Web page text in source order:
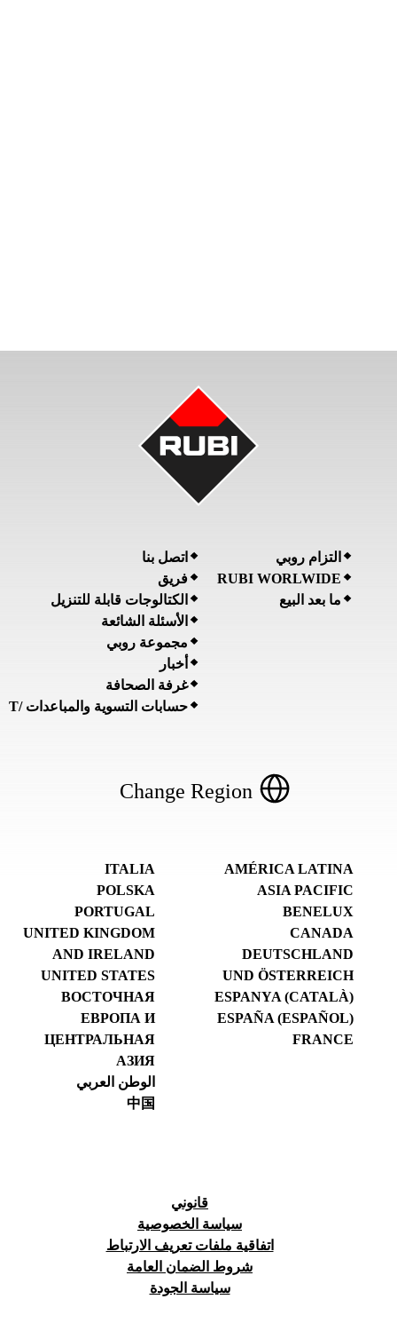
التزام روبي
RUBI WORLWIDE
ما بعد البيع
اتصل بنا
فريق
الكتالوجات قابلة للتنزيل
الأسئلة الشائعة
مجموعة روبي
أخبار
غرفة الصحافة
حسابات التسوية والمباعدات /T
Change Region
AMÉRICA LATINA
ASIA PACIFIC
BENELUX
CANADA
DEUTSCHLAND
UND ÖSTERREICH
ESPANYA (CATALÀ)
ESPAÑA (ESPAÑOL)
FRANCE
ITALIA
POLSKA
PORTUGAL
UNITED KINGDOM
AND IRELAND
UNITED STATES
ВОСТОЧНАЯ
ЕВРОПА И
ЦЕНТРАЛЬНАЯ
АЗИЯ
الوطن العربي
中国
قانوني
سياسة الخصوصية
اتفاقية ملفات تعريف الارتباط
شروط الضمان العامة
سياسة الجودة